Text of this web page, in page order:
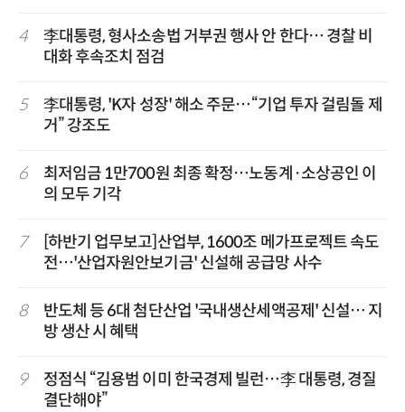
4
李대통령, 형사소송법 거부권 행사 안 한다… 경찰 비
대화 후속조치 점검
5
李대통령, 'K자 성장' 해소 주문…“기업 투자 걸림돌 제
거” 강조도
6
최저임금 1만700원 최종 확정…노동계·소상공인 이
의 모두 기각
7
[하반기 업무보고]산업부, 1600조 메가프로젝트 속도
전…'산업자원안보기금' 신설해 공급망 사수
8
반도체 등 6대 첨단산업 '국내생산세액공제' 신설… 지
방 생산 시 혜택
9
정점식 “김용범 이미 한국경제 빌런…李 대통령, 경질
결단해야”